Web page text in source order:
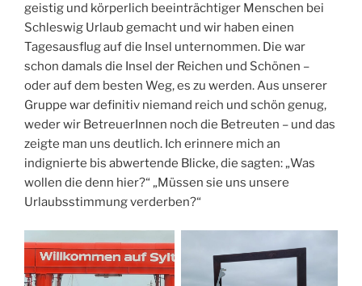
geistig und körperlich beeinträchtiger Menschen bei
Schleswig Urlaub gemacht und wir haben einen
Tagesausflug auf die Insel unternommen. Die war
schon damals die Insel der Reichen und Schönen –
oder auf dem besten Weg, es zu werden. Aus unserer
Gruppe war definitiv niemand reich und schön genug,
weder wir BetreuerInnen noch die Betreuten – und das
zeigte man uns deutlich. Ich erinnere mich an
indignierte bis abwertende Blicke, die sagten: „Was
wollen die denn hier?“ „Müssen sie uns unsere
Urlaubsstimmung verderben?“